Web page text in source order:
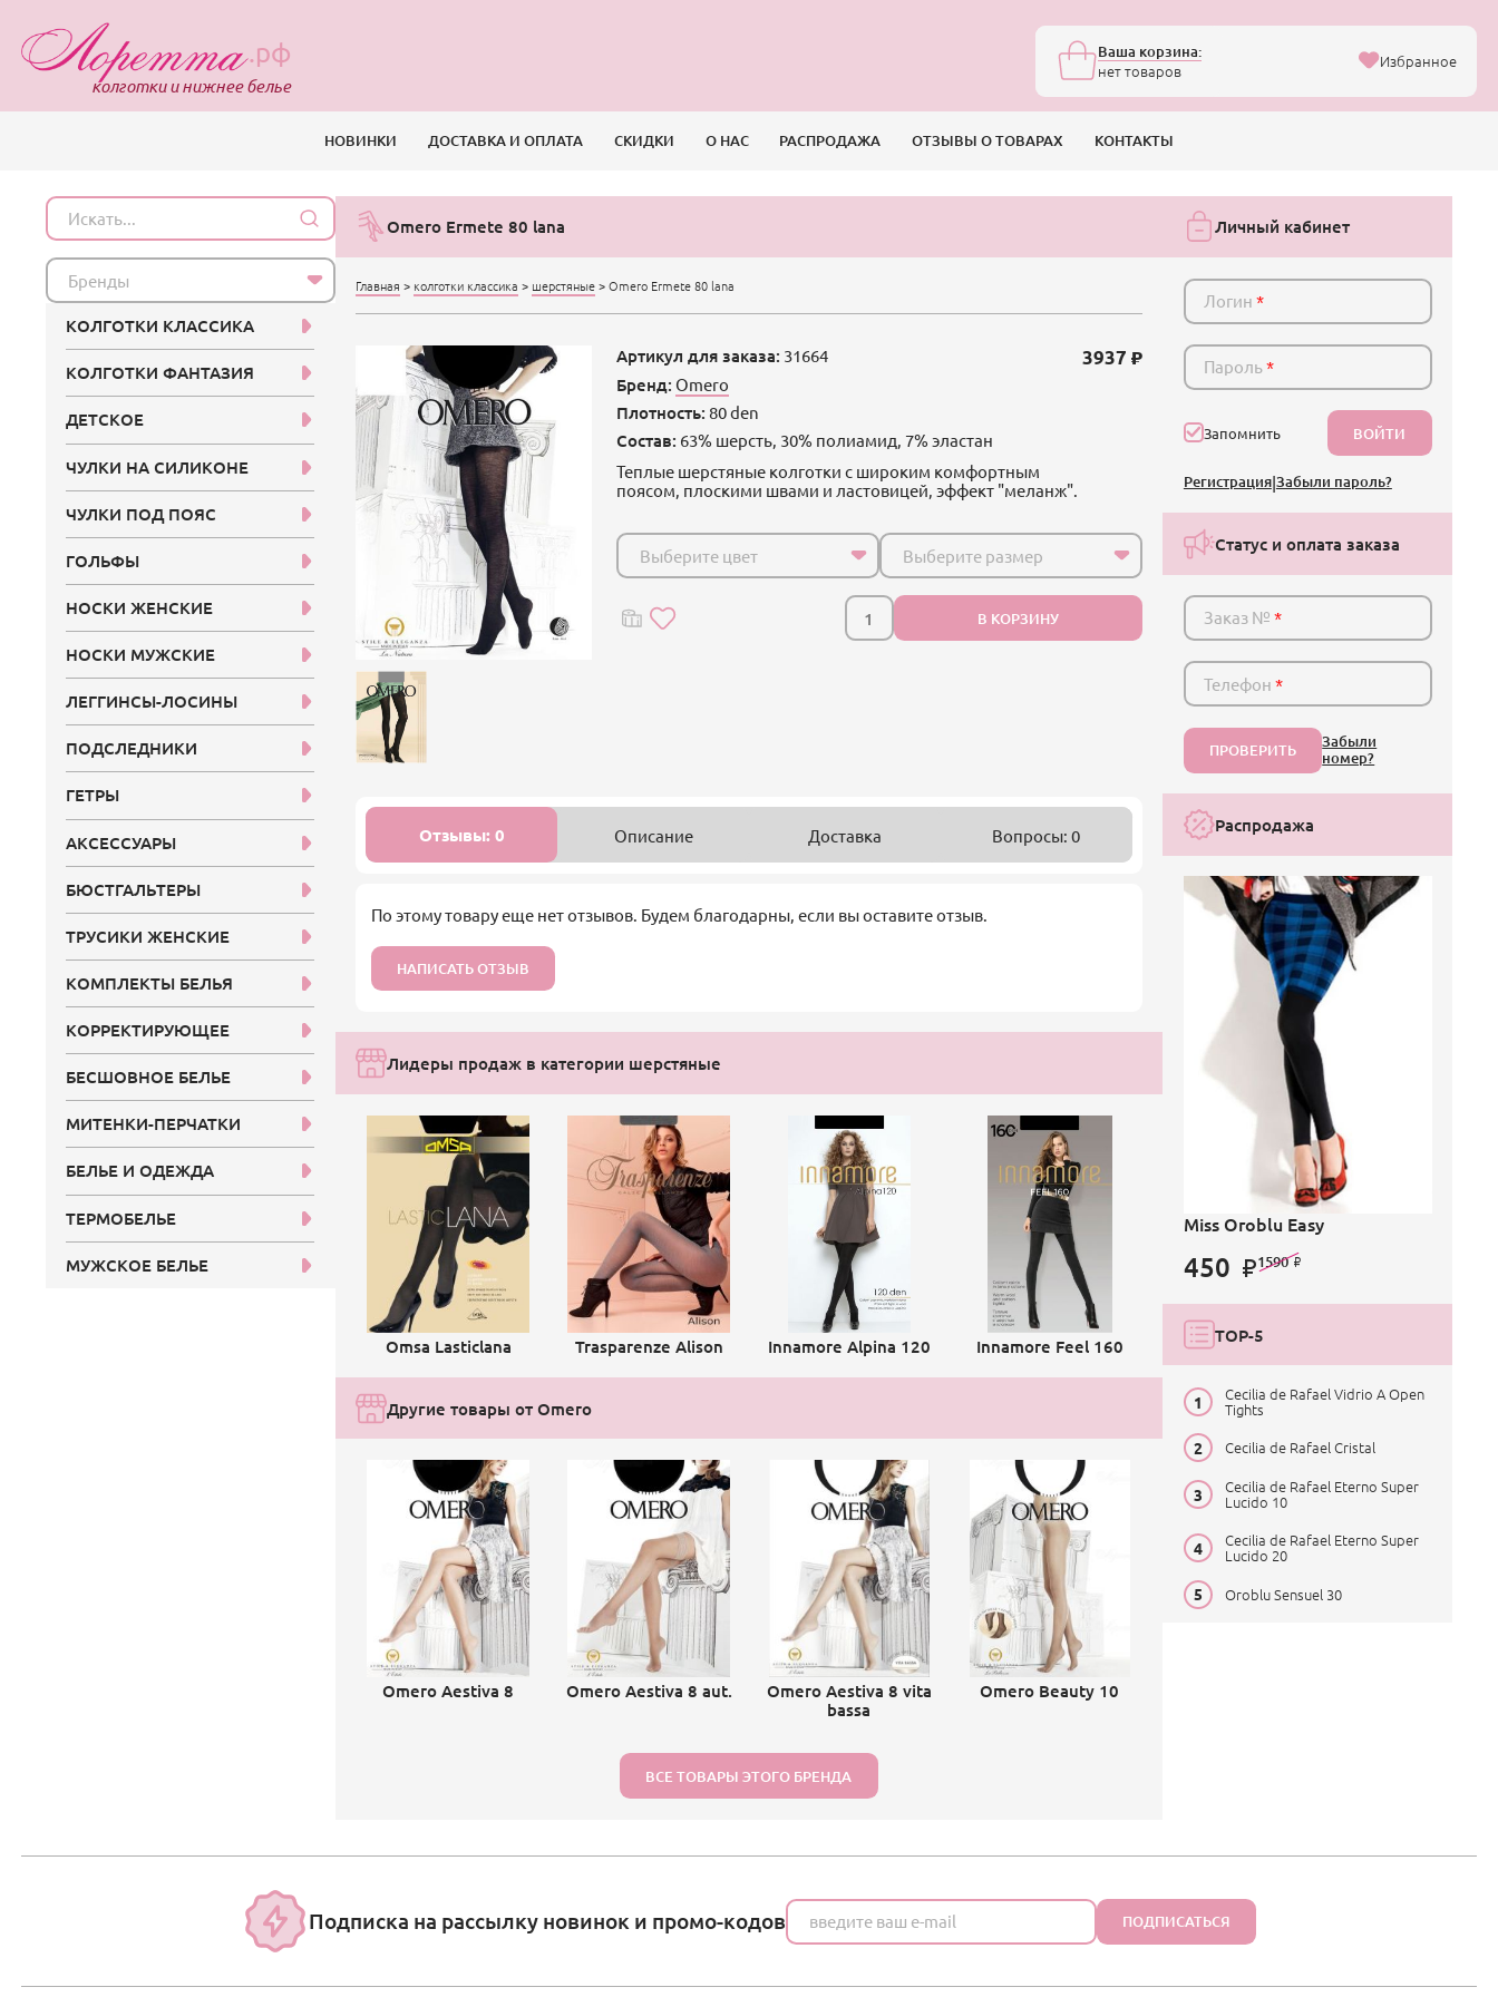
.рф
колготки и нижнее белье
Ваша корзина:
нет товаров
Избранное
НОВИНКИ ДОСТАВКА И ОПЛАТА СКИДКИ О НАС РАСПРОДАЖА ОТЗЫВЫ О ТОВАРАХ КОНТАКТЫ
Omero Ermete 80 lana
Главная > колготки классика > шерстяные > Omero Ermete 80 lana
Артикул для заказа: 31664
Бренд: Omero
Плотность: 80 den
Состав: 63% шерсть, 30% полиамид, 7% эластан
Теплые шерстяные колготки с широким комфортным
поясом, плоскими швами и ластовицей, эффект "меланж".
3937
Выберите цвет Выберите размер
В КОРЗИНУ
Отзывы: 0 Описание Доставка Вопросы: 0
По этому товару еще нет отзывов. Будем благодарны, если вы оставите отзыв.
НАПИСАТЬ ОТЗЫВ
Лидеры продаж в категории шерстяные
Omsa Lasticlana Trasparenze Alison Innamore Alpina 120 Innamore Feel 160
Другие товары от Omero
Omero Aestiva 8 Omero Aestiva 8 aut.
Omero Aestiva 8 vita
bassa
Omero Beauty 10
ВСЕ ТОВАРЫ ЭТОГО БРЕНДА
Личный кабинет
Логин*
Пароль*
Запомнить ВОЙТИ
Регистрация|Забыли пароль?
Статус и оплата заказа
Заказ №*
Телефон*
ПРОВЕРИТЬ
Забыли
номер?
Распродажа
Miss Oroblu Easy
450 1590
TOP-5
Cecilia de Rafael Vidrio A Open
Tights
Cecilia de Rafael Cristal
Cecilia de Rafael Eterno Super
Lucido 10
Cecilia de Rafael Eterno Super
Lucido 20
Oroblu Sensuel 30
Бренды
КОЛГОТКИ КЛАССИКА
КОЛГОТКИ ФАНТАЗИЯ
ДЕТСКОЕ
ЧУЛКИ НА СИЛИКОНЕ
ЧУЛКИ ПОД ПОЯС
ГОЛЬФЫ
НОСКИ ЖЕНСКИЕ
НОСКИ МУЖСКИЕ
ЛЕГГИНСЫ-ЛОСИНЫ
ПОДСЛЕДНИКИ
ГЕТРЫ
АКСЕССУАРЫ
БЮСТГАЛЬТЕРЫ
ТРУСИКИ ЖЕНСКИЕ
КОМПЛЕКТЫ БЕЛЬЯ
КОРРЕКТИРУЮЩЕЕ
БЕСШОВНОЕ БЕЛЬЕ
МИТЕНКИ-ПЕРЧАТКИ
БЕЛЬЕ И ОДЕЖДА
ТЕРМОБЕЛЬЕ
МУЖСКОЕ БЕЛЬЕ
Подписка на рассылку новинок и промо-кодов ПОДПИСАТЬСЯ